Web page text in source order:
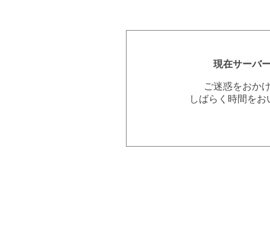
現在サーバ
ご迷惑をおか
しばらく時間を